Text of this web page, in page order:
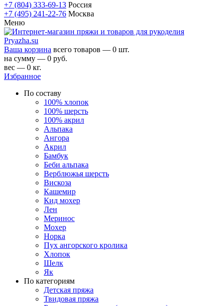
+7 (804) 333-69-13 Россия
+7 (495) 241-22-76 Москва
Меню
Ваша корзина всего товаров — 0 шт.
на сумму — 0 руб.
вес — 0 кг.
Избранное
По составу
100% хлопок
100% шерсть
100% акрил
Альпака
Ангора
Акрил
Бамбук
Беби альпака
Верблюжья шерсть
Вискоза
Кашемир
Кид мохер
Лен
Меринос
Мохер
Норка
Пух ангорского кролика
Хлопок
Шелк
Як
По категориям
Детская пряжа
Твидовая пряжа